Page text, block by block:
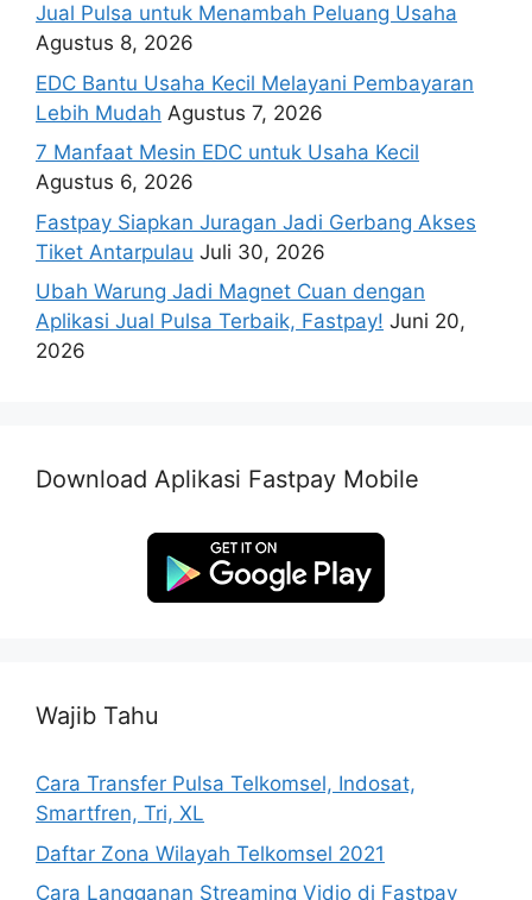
Jual Pulsa untuk Menambah Peluang Usaha
Agustus 8, 2026
EDC Bantu Usaha Kecil Melayani Pembayaran
Lebih Mudah Agustus 7, 2026
7 Manfaat Mesin EDC untuk Usaha Kecil
Agustus 6, 2026
Fastpay Siapkan Juragan Jadi Gerbang Akses
Tiket Antarpulau Juli 30, 2026
Ubah Warung Jadi Magnet Cuan dengan
Aplikasi Jual Pulsa Terbaik, Fastpay! Juni 20,
2026
Download Aplikasi Fastpay Mobile
Wajib Tahu
Cara Transfer Pulsa Telkomsel, Indosat,
Smartfren, Tri, XL
Daftar Zona Wilayah Telkomsel 2021
Cara Langganan Streaming Vidio di Fastpay